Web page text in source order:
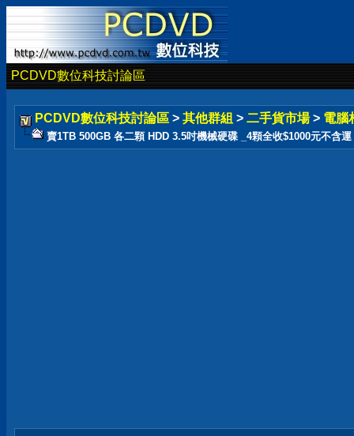
PCDVD數位科技討論區
PCDVD數位科技討論區 > 其他群組 > 二手貨市場 > 電腦
賣1TB 500GB 各二顆 HDD 3.5吋機械硬碟 _4顆全收$1000元不含運